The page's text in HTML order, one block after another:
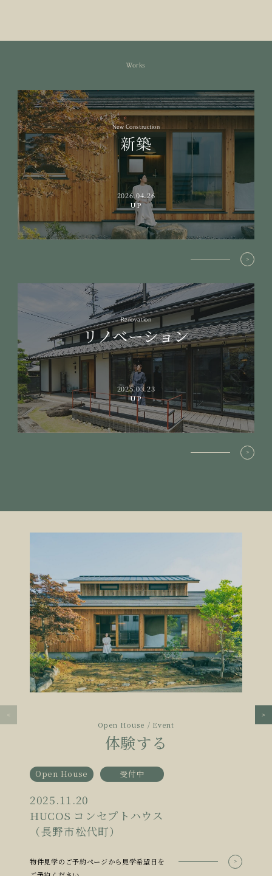
Works
New Construction
新築
2026.04.26
UP
Renovation
リノベーション
2025.03.23
UP
Open House / Event
体験する
Open House 受付中
2025.11.20
HUCOS コンセプトハウス
（長野市松代町）
物件見学のご予約ページから見学希望日を